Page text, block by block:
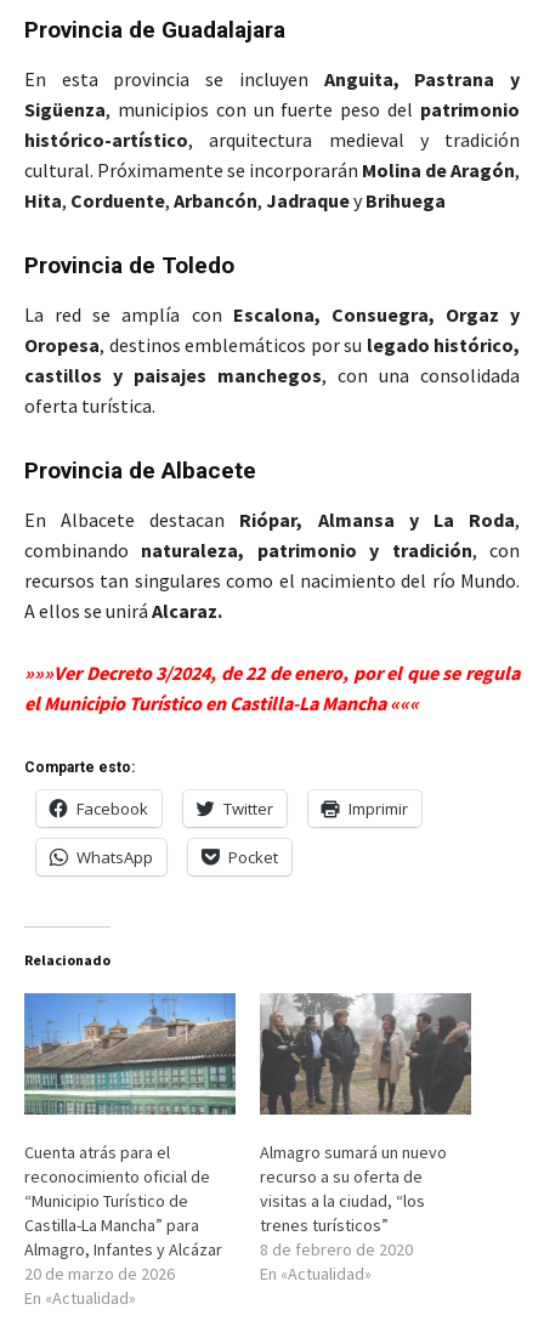
Provincia de Guadalajara
En esta provincia se incluyen Anguita, Pastrana y
Sigüenza, municipios con un fuerte peso del patrimonio
histórico-artístico, arquitectura medieval y tradición
cultural. Próximamente se incorporarán Molina de Aragón,
Hita, Corduente, Arbancón, JadraqueyBrihuega
Provincia de Toledo
La red se amplía con Escalona, Consuegra, Orgaz y
Oropesa, destinos emblemáticos por su legado histórico,
castillos y paisajes manchegos, con una consolidada
oferta turística.
Provincia de Albacete
En Albacete destacan Riópar, Almansa y La Roda,
combinando naturaleza, patrimonio y tradición, con
recursos tan singulares como el nacimiento del río Mundo.
A ellos se unirá Alcaraz.
»»»Ver Decreto 3/2024, de 22 de enero, por el que se regula
el Municipio Turístico en Castilla-La Mancha «««
Comparte esto:
Facebook Twitter Imprimir
WhatsApp Pocket
Relacionado
Cuenta atrás para el
reconocimiento oficial de
“Municipio Turístico de
Castilla-La Mancha” para
Almagro, Infantes y Alcázar
20 de marzo de 2026
En «Actualidad»
Almagro sumará un nuevo
recurso a su oferta de
visitas a la ciudad, “los
trenes turísticos”
8 de febrero de 2020
En «Actualidad»